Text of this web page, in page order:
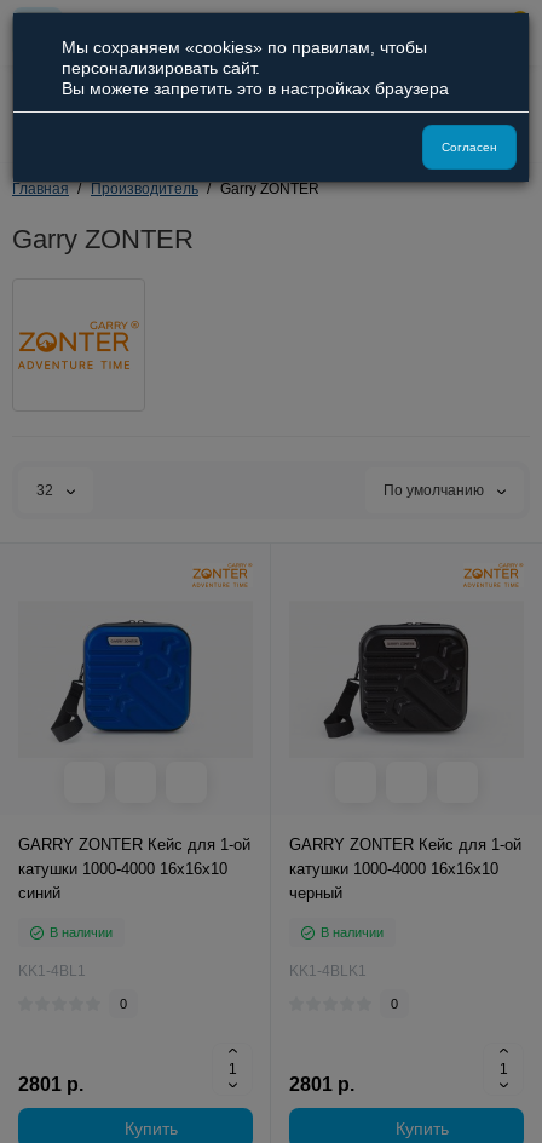
8 (800) 551-09-94
8 (929) 836-66-51
Главная Производитель Garry ZONTER
Garry ZONTER
32 По умолчанию
GARRY ZONTER Кейс для 1-ой
катушки 1000-4000 16x16x10
синий
В наличии
KK1-4BL1
0
2801 р.
Купить
GARRY ZONTER Кейс для 1-ой
катушки 1000-4000 16x16x10
черный
В наличии
KK1-4BLK1
0
2801 р.
Купить
Мы сохраняем «cookies» по правилам, чтобы
персонализировать сайт.
Вы можете запретить это в настройках браузера
Согласен